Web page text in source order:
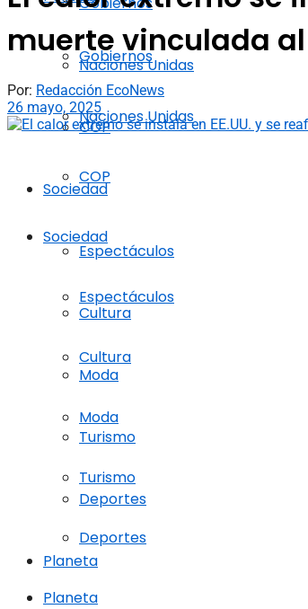
Naciones Unidas
COP
Sociedad
Espectáculos
Cultura
Moda
Turismo
Deportes
Planeta
Gobiernos
Naciones Unidas
COP
Sociedad
Espectáculos
Cultura
Moda
Turismo
Deportes
Planeta
muerte vinculada
Por: Redacción EcoNews
26 mayo, 2025